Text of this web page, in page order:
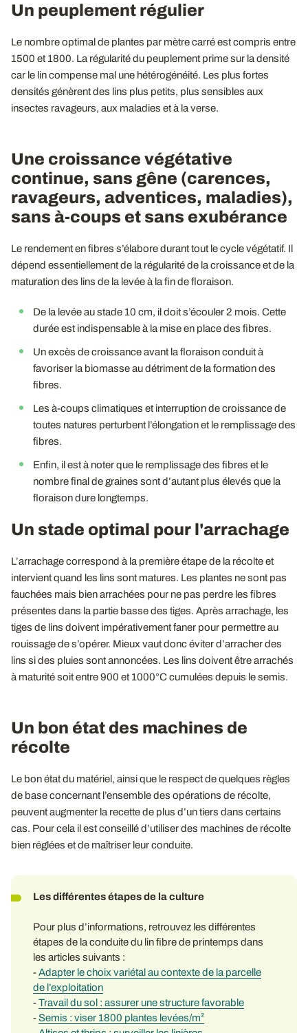
Un peuplement régulier
Le nombre optimal de plantes par mètre carré est compris entre
1500 et 1800. La régularité du peuplement prime sur la densité
car le lin compense mal une hétérogénéité. Les plus fortes
densités génèrent des lins plus petits, plus sensibles aux
insectes ravageurs, aux maladies et à la verse.
Une croissance végétative
continue, sans gêne (carences,
ravageurs, adventices, maladies),
sans à-coups et sans exubérance
Le rendement en fibres s’élabore durant tout le cycle végétatif. Il
dépend essentiellement de la régularité de la croissance et de la
maturation des lins de la levée à la fin de floraison.
De la levée au stade 10 cm, il doit s’écouler 2 mois. Cette
durée est indispensable à la mise en place des fibres.
Un excès de croissance avant la floraison conduit à
favoriser la biomasse au détriment de la formation des
fibres.
Les à-coups climatiques et interruption de croissance de
toutes natures perturbent l’élongation et le remplissage des
fibres.
Enfin, il est à noter que le remplissage des fibres et le
nombre final de graines sont d’autant plus élevés que la
floraison dure longtemps.
Un stade optimal pour l'arrachage
L’arrachage correspond à la première étape de la récolte et
intervient quand les lins sont matures. Les plantes ne sont pas
fauchées mais bien arrachées pour ne pas perdre les fibres
présentes dans la partie basse des tiges. Après arrachage, les
tiges de lins doivent impérativement faner pour permettre au
rouissage de s’opérer. Mieux vaut donc éviter d’arracher des
lins si des pluies sont annoncées. Les lins doivent être arrachés
à maturité soit entre 900 et 1000°C cumulées depuis le semis.
Un bon état des machines de
récolte
Le bon état du matériel, ainsi que le respect de quelques règles
de base concernant l’ensemble des opérations de récolte,
peuvent augmenter la recette de plus d’un tiers dans certains
cas. Pour cela il est conseillé d’utiliser des machines de récolte
bien réglées et de maîtriser leur conduite.
Les différentes étapes de la culture
Pour plus d’informations, retrouvez les différentes
étapes de la conduite du lin fibre de printemps dans
les articles suivants :
-Adapter le choix variétal au contexte de la parcelle
de l’exploitation
-Travail du sol : assurer une structure favorable
-Semis : viser 1800 plantes levées/m²